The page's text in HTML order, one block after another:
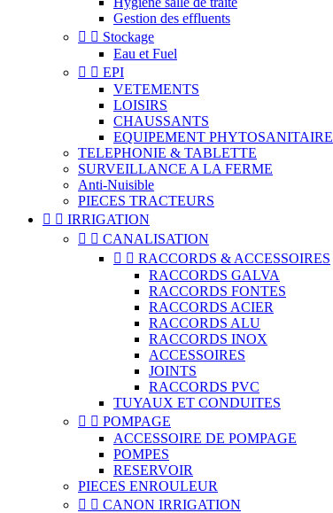
Gestion des effluents
  Stockage
Eau et Fuel
  EPI
VETEMENTS
LOISIRS
CHAUSSANTS
EQUIPEMENT PHYTOSANITAIRE
TELEPHONIE & TABLETTE
SURVEILLANCE A LA FERME
Anti-Nuisible
PIECES TRACTEURS
  IRRIGATION
  CANALISATION
  RACCORDS & ACCESSOIRES
RACCORDS GALVA
RACCORDS FONTES
RACCORDS ACIER
RACCORDS ALU
RACCORDS INOX
ACCESSOIRES
JOINTS
RACCORDS PVC
TUYAUX ET CONDUITES
  POMPAGE
ACCESSOIRE DE POMPAGE
POMPES
RESERVOIR
PIECES ENROULEUR
  CANON IRRIGATION